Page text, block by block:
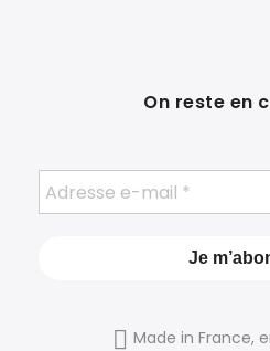
On reste en
Made in France,